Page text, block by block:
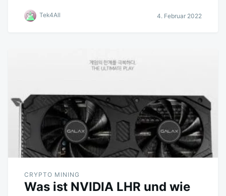
Tek4All 4. Februar 2022
CRYPTO MINING
Was ist NVIDIA LHR und wie